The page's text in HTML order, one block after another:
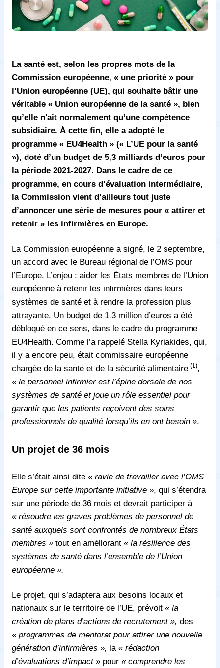
La santé est, selon les propres mots de la
Commission européenne, « une priorité » pour
l’Union européenne (UE), qui souhaite bâtir une
véritable « Union européenne de la santé », bien
qu’elle n'ait normalement qu’une compétence
subsidiaire. À cette fin, elle a adopté le
programme « EU4Health » (« L’UE pour la santé
»), doté d’un budget de 5,3 milliards d’euros pour
la période 2021-2027. Dans le cadre de ce
programme, en cours d’évaluation intermédiaire,
la Commission vient d’ailleurs tout juste
d’annoncer une série de mesures pour « attirer et
retenir » les infirmières en Europe.
La Commission européenne a signé, le 2 septembre,
un accord avec le Bureau régional de l’OMS pour
l’Europe. L’enjeu : aider les États membres de l’Union
européenne à retenir les infirmières dans leurs
systèmes de santé et à rendre la profession plus
attrayante. Un budget de 1,3 million d’euros a été
débloqué en ce sens, dans le cadre du programme
EU4Health. Comme l’a rappelé Stella Kyriakides, qui,
il y a encore peu, était commissaire européenne
chargée de la santé et de la sécurité alimentaire (1),
« le personnel infirmier est l’épine dorsale de nos
systèmes de santé et joue un rôle essentiel pour
garantir que les patients reçoivent des soins
professionnels de qualité lorsqu’ils en ont besoin ».
Un projet de 36 mois
Elle s’était ainsi dite « ravie de travailler avec l’OMS
Europe sur cette importante initiative », qui s’étendra
sur une période de 36 mois et devrait participer à
« résoudre les graves problèmes de personnel de
santé auxquels sont confrontés de nombreux États
membres » tout en améliorant « la résilience des
systèmes de santé dans l’ensemble de l’Union
européenne ».
Le projet, qui s’adaptera aux besoins locaux et
nationaux sur le territoire de l’UE, prévoit « la
création de plans d’actions de recrutement », des
« programmes de mentorat pour attirer une nouvelle
génération d’infirmières », la « rédaction
d’évaluations d’impact » pour « comprendre les